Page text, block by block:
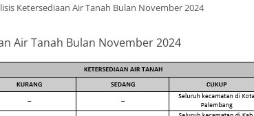
Ketersediaan Air Tanah Bulan November 2024
Air Tanah Bulan November 2024